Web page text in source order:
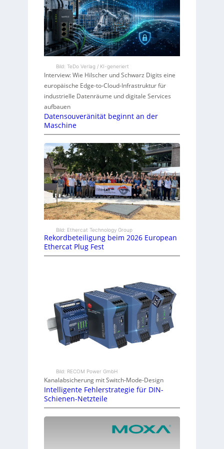
Bild: TeDo Verlag / KI-generiert
Interview: Wie Hilscher und Schwarz Digits eine
europäische Edge-to-Cloud-Infrastruktur für
industrielle Datenräume und digitale Services
aufbauen
Datensouveränität beginnt an der
Maschine
Bild: Ethercat Technology Group
Rekordbeteiligung beim 2026 European
Ethercat Plug Fest
Bild: RECOM Power GmbH
Kanalabsicherung mit Switch-Mode-Design
Intelligente Fehlerstrategie für DIN-
Schienen-Netzteile